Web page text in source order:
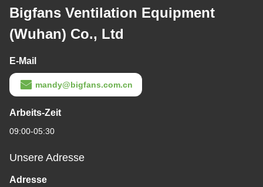
Bigfans Ventilation Equipment
(Wuhan) Co., Ltd
E-Mail
mandy@bigfans.com.cn
Arbeits-Zeit
09:00-05:30
Unsere Adresse
Adresse